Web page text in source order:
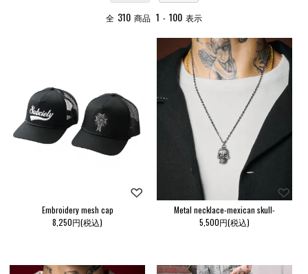
全 310 商品 1 - 100 表示
Embroidery mesh cap
8,250円(税込)
Metal necklace-mexican skull-
5,500円(税込)